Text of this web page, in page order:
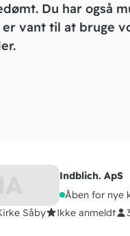
Du har også
vant til at bruge
Indblich. ApS
Åben for nye
Såby Ikke anmeldt